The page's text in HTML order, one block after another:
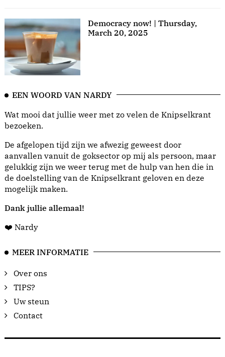
Democracy now! | Thursday,
March 20, 2025
EEN WOORD VAN NARDY
Wat mooi dat jullie weer met zo velen de Knipselkrant
bezoeken.
De afgelopen tijd zijn we afwezig geweest door
aanvallen vanuit de goksector op mij als persoon, maar
gelukkig zijn we weer terug met de hulp van hen die in
de doelstelling van de Knipselkrant geloven en deze
mogelijk maken.
Dank jullie allemaal!
❤️ Nardy
MEER INFORMATIE
Over ons
TIPS?
Uw steun
Contact